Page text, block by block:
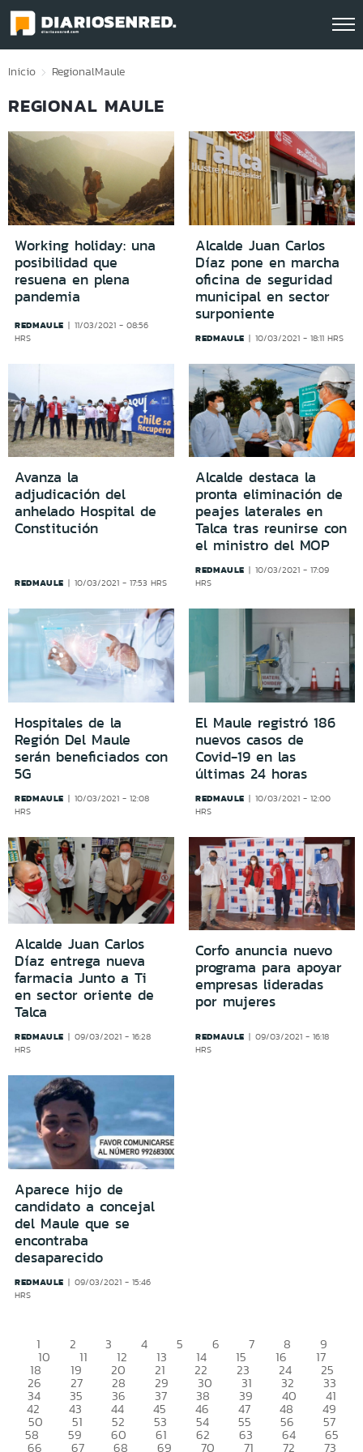
Click acá para ir directamente al contenido
Inicio RegionalMaule
REGIONAL MAULE
Working holiday: una
posibilidad que
resuena en plena
pandemia
REDMAULE
11/03/2021 - 08:56
HRS
Alcalde Juan Carlos
Díaz pone en marcha
oficina de seguridad
municipal en sector
surponiente
REDMAULE 10/03/2021 - 18:11 HRS
Avanza la
adjudicación del
anhelado Hospital de
Constitución
REDMAULE 10/03/2021 - 17:53 HRS
Alcalde destaca la
pronta eliminación de
peajes laterales en
Talca tras reunirse con
el ministro del MOP
REDMAULE
10/03/2021 - 17:09
HRS
Hospitales de la
Región Del Maule
serán beneficiados con
5G
REDMAULE
10/03/2021 - 12:08
HRS
El Maule registró 186
nuevos casos de
Covid-19 en las
últimas 24 horas
REDMAULE
10/03/2021 - 12:00
HRS
Alcalde Juan Carlos
Díaz entrega nueva
farmacia Junto a Ti
en sector oriente de
Talca
REDMAULE
09/03/2021 - 16:28
HRS
Corfo anuncia nuevo
programa para apoyar
empresas lideradas
por mujeres
REDMAULE
09/03/2021 - 16:18
HRS
Aparece hijo de
candidato a concejal
del Maule que se
encontraba
desaparecido
REDMAULE
09/03/2021 - 15:46
HRS
1 2 3 4 5 6 7 8 9
10 11 12 13 14 15 16 17
18 19 20 21 22 23 24 25
26 27 28 29 30 31 32 33
34 35 36 37 38 39 40 41
42 43 44 45 46 47 48 49
50 51 52 53 54 55 56 57
58 59 60 61 62 63 64 65
66 67 68 69 70 71 72 73